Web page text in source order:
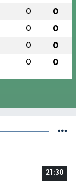
0 0
0 0
0 0
0 0
21:30